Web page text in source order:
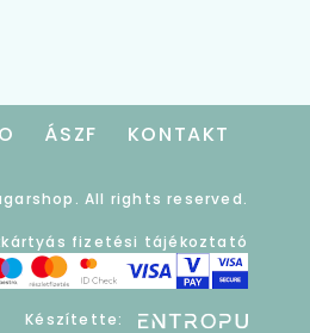
ÁSZF KONTAKT
All rights reserved.
fizetési tájékoztató
Készítette: